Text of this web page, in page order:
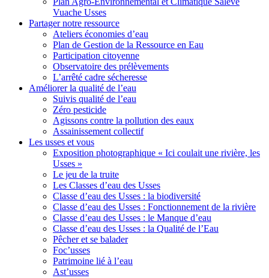
Vuache Usses
Partagernotre ressource
Ateliers économies d’eau
Plan de Gestion de la Ressource en Eau
Participation citoyenne
Observatoire des prélèvements
L’arrêté cadre sécheresse
Améliorerla qualité de l’eau
Suivis qualité de l’eau
Zéro pesticide
Agissons contre la pollution des eaux
Assainissement collectif
Les usses et vous
Exposition photographique « Ici coulait une rivière, les
Usses »
Le jeu de la truite
Les Classes d’eau des Usses
Classe d’eau des Usses : la biodiversité
Classe d’eau des Usses : Fonctionnement de la rivière
Classe d’eau des Usses : le Manque d’eau
Classe d’eau des Usses : la Qualité de l’Eau
Pêcher et se balader
Foc’usses
Patrimoine lié à l’eau
Ast’usses